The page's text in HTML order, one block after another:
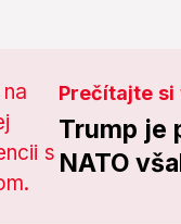
Prečítajte si
Trump je
NATO